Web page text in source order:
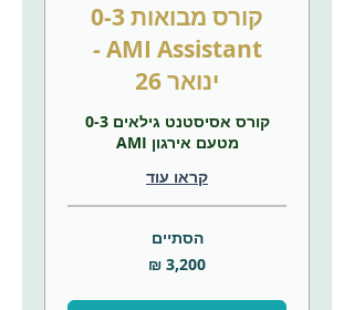
קורס מבואות 0-3
AMI Assistant -
ינואר 26
קורס אסיסטנט גילאים 0-3
מטעם אירגון AMI
קראו עוד
הסתיים